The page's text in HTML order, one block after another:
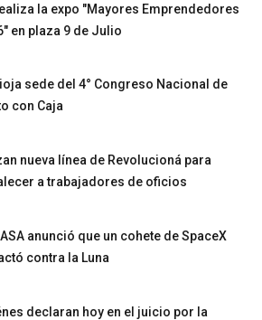
la expo "Mayores Emprendedores
en plaza 9 de Julio
sede del 4° Congreso Nacional de
con Caja
nueva línea de Revolucioná para
a trabajadores de oficios
anunció que un cohete de SpaceX
contra la Luna
declaran hoy en el juicio por la